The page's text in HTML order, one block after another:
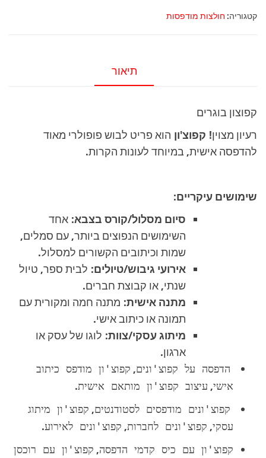
מודפסקטגוריה:חולצות מודפסות
תיאור
קפוצון בוגרים
רעיון מצוין! קפוצ'ון הוא פריט לבוש פופולרי מאוד
להדפסה אישית, במיוחד לעונות הקרות.
שימושים עיקריים:
סיום מסלול/קורס בצבא: אחד
השימושים הנפוצים ביותר, עם סמלים,
שמות וכיתובים הקשורים למסלול.
אירועי גיבוש/טיולים: לבית ספר, טיול
שנתי, או קבוצת חברים.
מתנה אישית: מתנה חמה ומקורית עם
תמונה או כיתוב אישי.
מיתוג עסקי/צוות: לוגו של עסק או
ארגון.
הדפסה על קפוצ'ונים, קפוצ'ון מודפס כיתוב
אישי, עיצוב קפוצ'ון מותאם אישית.
קפוצ'ונים מודפסים לסטודנטים, קפוצ'ון מיתוג
עסקי, קפוצ'ונים לחברות, קפוצ'ונים לאירוע.
קפוצ'ון עם כיס קדמי הדפסה, קפוצ'ון עם רוכסן